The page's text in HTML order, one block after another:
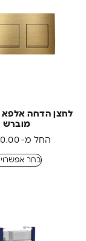
מוברש
החל מ-
בחר